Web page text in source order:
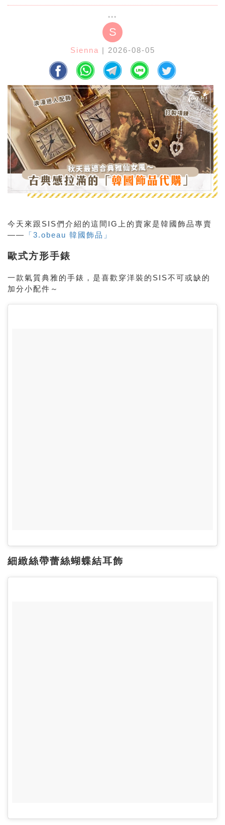
S
Sienna | 2026-08-05
今天來跟SIS們介紹的這間IG上的賣家是韓國飾品專賣
——
「3.obeau 韓國飾品」
歐式方形手錶
一款氣質典雅的手錶，是喜歡穿洋裝的SIS不可或缺的
加分小配件～
細緻絲帶蕾絲蝴蝶結耳飾